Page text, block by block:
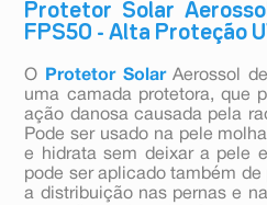
Protetor Solar
FPS50 - Alta Proteção
O Protetor Solar Aerossol de
uma camada protetora, que
ação danosa causada pela
Pode ser usado na pele
e hidrata sem deixar a pele
pode ser aplicado também
a distribuição nas pernas e